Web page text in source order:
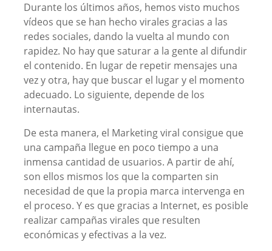
Durante los últimos años, hemos visto muchos
vídeos que se han hecho virales gracias a las
redes sociales, dando la vuelta al mundo con
rapidez. No hay que saturar a la gente al difundir
el contenido. En lugar de repetir mensajes una
vez y otra, hay que buscar el lugar y el momento
adecuado. Lo siguiente, depende de los
internautas.
De esta manera, el Marketing viral consigue que
una campaña llegue en poco tiempo a una
inmensa cantidad de usuarios. A partir de ahí,
son ellos mismos los que la comparten sin
necesidad de que la propia marca intervenga en
el proceso. Y es que gracias a Internet, es posible
realizar campañas virales que resulten
económicas y efectivas a la vez.